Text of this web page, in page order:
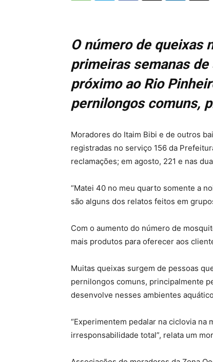
O número de queixas
primeiras semanas
próximo ao Rio
pernilongos comuns,
Moradores do Itaim Bibi e de outros
registradas no serviço 156 da
reclamações; em agosto, 221 e nas
“Matei 40 no meu quarto somente a
são alguns dos relatos feitos em
Com o aumento do número de
mais produtos para oferecer aos
Muitas queixas surgem de pessoas
pernilongos comuns, principalmente
desenvolve nesses ambientes
“Experimentem pedalar na ciclovia
irresponsabilidade total”, relata um